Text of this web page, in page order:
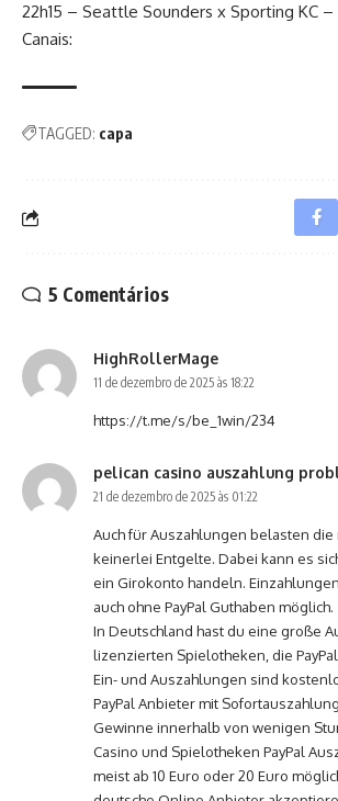
22h15 – Seattle Sounders x Sporting KC –
Canais:
TAGGED: capa
5 Comentários
HighRollerMage
11 de dezembro de 2025 às 18:22
https://t.me/s/be_1win/234
pelican casino auszahlung
21 de dezembro de 2025 às 01:22
Auch für Auszahlungen belasten die
keinerlei Entgelte. Dabei kann es
ein Girokonto handeln.
auch ohne PayPal Guthaben möglich.
In Deutschland hast du eine große
lizenzierten Spielotheken, die
Ein- und Auszahlungen sind
PayPal Anbieter mit
Gewinne innerhalb von wenigen
Casino und Spielotheken PayPal
meist ab 10 Euro oder 20 Euro